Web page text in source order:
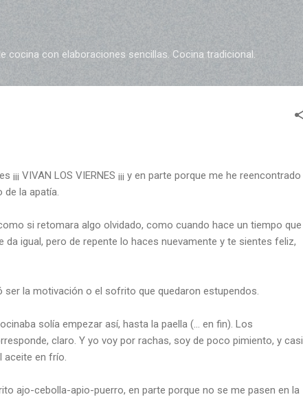
cocina con elaboraciones sencillas. Cocina tradicional.
VIVAN LOS VIERNES ¡¡¡ y en parte porque me he reencontrado
la apatía.
si retomara algo olvidado, como cuando hace un tiempo que
igual, pero de repente lo haces nuevamente y te sientes feliz,
la motivación o el sofrito que quedaron estupendos.
solía empezar así, hasta la paella (... en fin). Los
claro. Y yo voy por rachas, soy de poco pimiento, y casi
en frío.
ajo-cebolla-apio-puerro, en parte porque no se me pasen en la